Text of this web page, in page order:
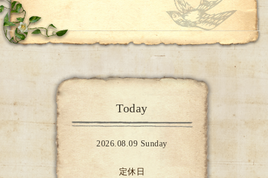
Today
2026.08.09 Sunday
定休日